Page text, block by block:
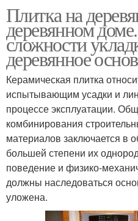
Плитка на
деревянном
сложности
деревянное
Керамическая плитка
испытывающим усадки и
процессе эксплуатации.
комбинирования
материалов заключается в
большей степени их
поведение и физико-
должны наследоваться
уложена.